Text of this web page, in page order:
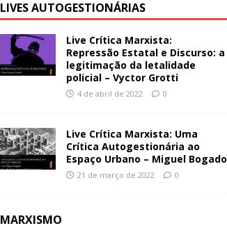
LIVES AUTOGESTIONÁRIAS
Live Crítica Marxista:
Repressão Estatal e Discurso: a
legitimação da letalidade
policial – Vyctor Grotti
4 de abril de 2022 0
Live Crítica Marxista: Uma
Crítica Autogestionária ao
Espaço Urbano – Miguel Bogado
21 de março de 2022 0
MARXISMO